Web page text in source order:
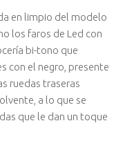
en limpio del modelo
los faros de Led con
bi-tono que
con el negro, presente
ruedas traseras
a lo que se
que le dan un toque